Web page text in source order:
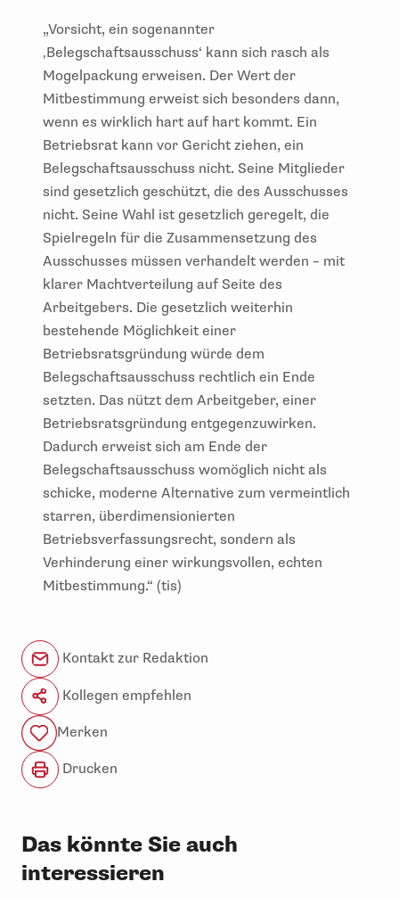
„Vorsicht, ein sogenannter
‚Belegschaftsausschuss‘ kann sich rasch als
Mogelpackung erweisen. Der Wert der
Mitbestimmung erweist sich besonders dann,
wenn es wirklich hart auf hart kommt. Ein
Betriebsrat kann vor Gericht ziehen, ein
Belegschaftsausschuss nicht. Seine Mitglieder
sind gesetzlich geschützt, die des Ausschusses
nicht. Seine Wahl ist gesetzlich geregelt, die
Spielregeln für die Zusammensetzung des
Ausschusses müssen verhandelt werden – mit
klarer Machtverteilung auf Seite des
Arbeitgebers. Die gesetzlich weiterhin
bestehende Möglichkeit einer
Betriebsratsgründung würde dem
Belegschaftsausschuss rechtlich ein Ende
setzten. Das nützt dem Arbeitgeber, einer
Betriebsratsgründung entgegenzuwirken.
Dadurch erweist sich am Ende der
Belegschaftsausschuss womöglich nicht als
schicke, moderne Alternative zum vermeintlich
starren, überdimensionierten
Betriebsverfassungsrecht, sondern als
Verhinderung einer wirkungsvollen, echten
Mitbestimmung.“ (tis)
Kontakt zur Redaktion
Kollegen empfehlen
Merken
Drucken
Das könnte Sie auch
interessieren